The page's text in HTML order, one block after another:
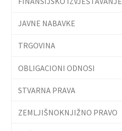
JAVNE NABAVKE
TRGOVINA
OBLIGACIONI ODNOSI
STVARNA PRAVA
ZEMLJIŠNOKNJIŽNO PRAVO